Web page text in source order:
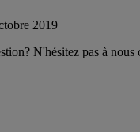
2019
N'hésitez pas à nous